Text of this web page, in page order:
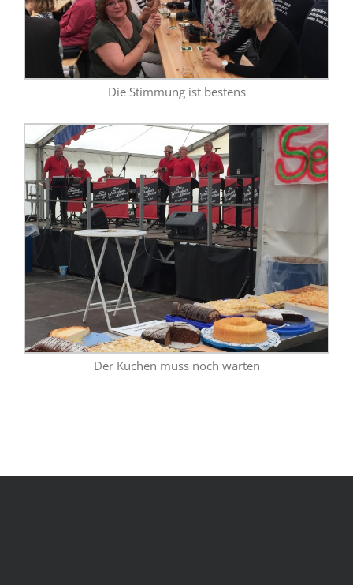
Die Stimmung ist bestens
Der Kuchen muss noch warten